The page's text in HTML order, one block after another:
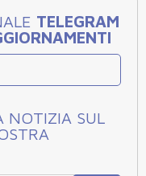
TELEGRAM
NOTIZIA SUL